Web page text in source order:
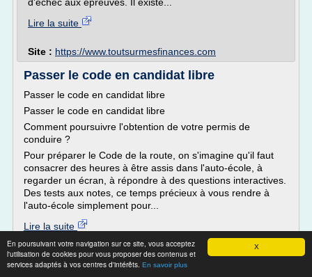
X
En poursuivant votre navigation sur ce site, vous acceptez
l'utilisation de cookies pour vous proposer des contenus et
services adaptés à vos centres d'intérêts. En savoir plus
Lire la suite
Site : https://www.toutsurmesfinances.com
Passer le code en candidat libre
Passer le code en candidat libre
Passer le code en candidat libre
Comment poursuivre l'obtention de votre permis de
conduire ?
Pour préparer le Code de la route, on s'imagine qu'il faut
consacrer des heures à être assis dans l'auto-école, à
regarder un écran, à répondre à des questions interactives.
Des tests aux notes, ce temps précieux à vous rendre à
l'auto-école simplement pour...
Lire la suite
Site :https://www.candidatlibre.net